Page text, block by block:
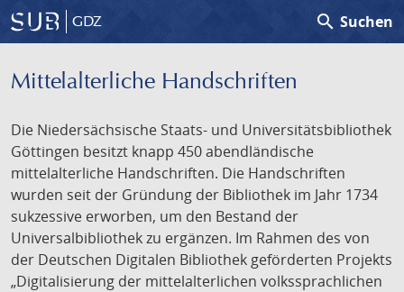
GDZ search Suchen
Mittelalterliche Handschriften
Die Niedersächsische Staats- und Universitätsbibliothek
Göttingen besitzt knapp 450 abendländische
mittelalterliche Handschriften. Die Handschriften
wurden seit der Gründung der Bibliothek im Jahr 1734
sukzessive erworben, um den Bestand der
Universalbibliothek zu ergänzen. Im Rahmen des von
der Deutschen Digitalen Bibliothek geförderten Projekts
„Digitalisierung der mittelalterlichen volkssprachlichen